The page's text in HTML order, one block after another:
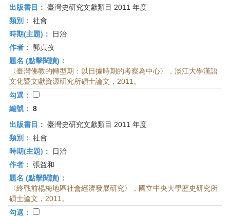
出版書目： 臺灣史研究文獻類目 2011 年度
類別： 社會
時期(主題)：
日治
作者： 郭貞孜
題名 (點擊閱讀)：
〈臺灣佛教的轉型期：以日據時期的考察為中心〉，淡江大學漢語
文化暨文獻資源研究所碩士論文，2011。
勾選：
編號： 8
出版書目： 臺灣史研究文獻類目 2011 年度
類別： 社會
時期(主題)：
日治
作者： 張益和
題名 (點擊閱讀)：
〈終戰前楊梅地區社會經濟發展研究〉，國立中央大學歷史研究所
碩士論文，2011。
勾選：